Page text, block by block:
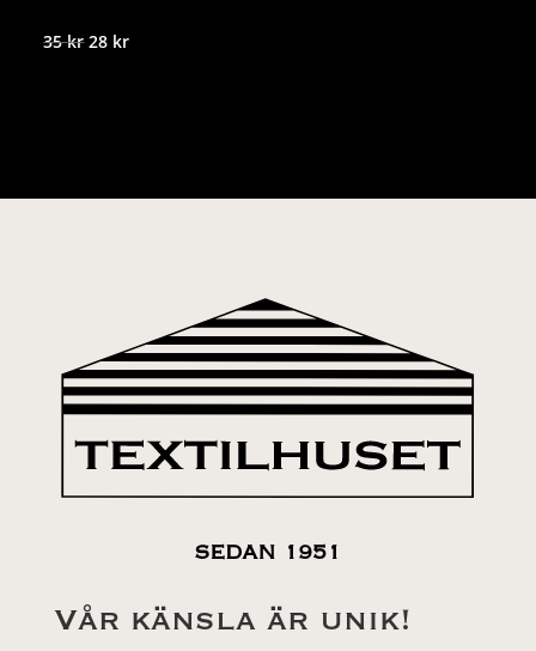
35krDet
28 krDet
SEDAN 1951
Vår känsla är unik!